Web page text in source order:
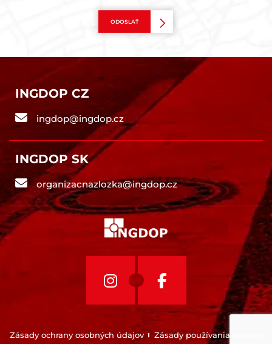
ODOSLAŤ
INGDOP CZ
ingdop@ingdop.cz
Zásady ochrany osobných údajov Zásady používania cookies
INGDOP SK
organizacnazlozka@ingdop.cz